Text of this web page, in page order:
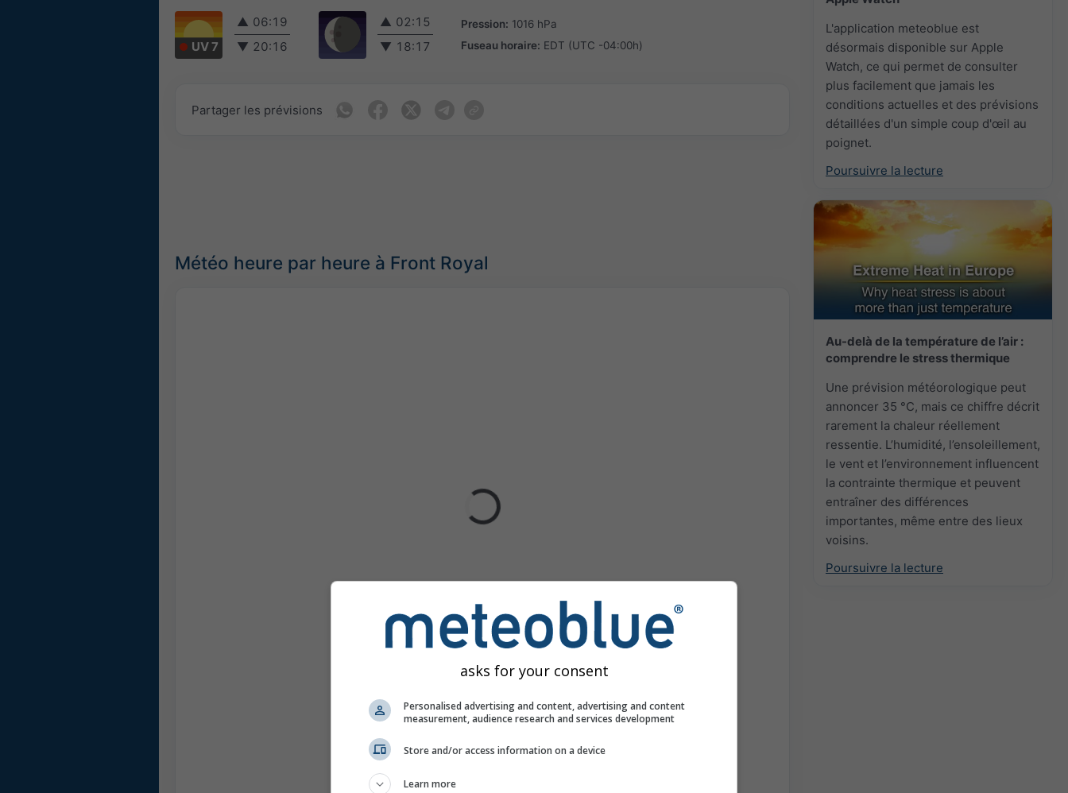
L'application meteoblue est
désormais disponible sur Apple
Watch, ce qui permet de consulter
plus facilement que jamais les
conditions actuelles et des prévisions
détaillées d'un simple coup d'œil au
poignet.
Poursuivre la lecture
Au-delà de la température de l’air :
comprendre le stress thermique
Une prévision météorologique peut
annoncer 35 °C, mais ce chiffre décrit
rarement la chaleur réellement
ressentie. L’humidité, l’ensoleillement,
le vent et l’environnement influencent
la contrainte thermique et peuvent
entraîner des différences
importantes, même entre des lieux
voisins.
Poursuivre la lecture
UV 7
▲ 06:19
▼ 20:16
▲ 02:15
▼ 18:17
Pression: 1016 hPa
Fuseau horaire: EDT (UTC -04:00h)
Partager les prévisions
Météo heure par heure à Front Royal
asks for your consent
Personalised advertising and content, advertising and content
measurement, audience research and services development
Store and/or access information on a device
Learn more